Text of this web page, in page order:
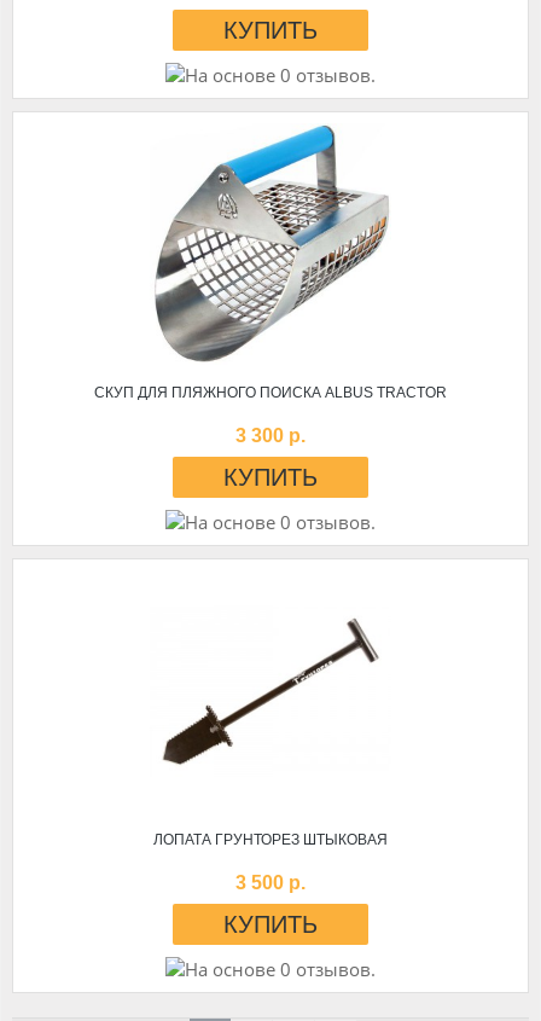
СКУП ДЛЯ ПЛЯЖНОГО ПОИСКА ALBUS TRACTOR
3 300 р.
ЛОПАТА ГРУНТОРЕЗ ШТЫКОВАЯ
3 500 р.